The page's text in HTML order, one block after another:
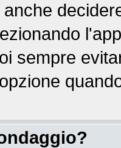
sempre